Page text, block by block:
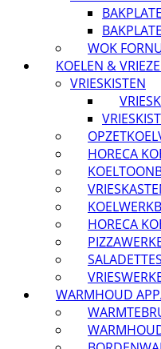
WOK
KOELEN &
VRIESKISTEN
HORECA
HORECA
SALADETTES
WARMHOUD